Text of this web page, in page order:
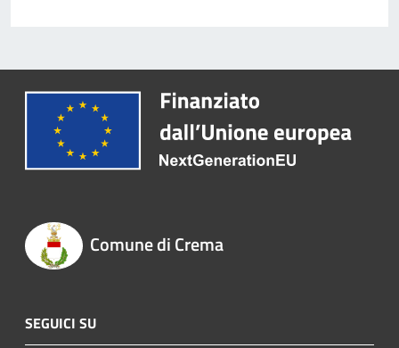
Comune di Crema
SEGUICI SU